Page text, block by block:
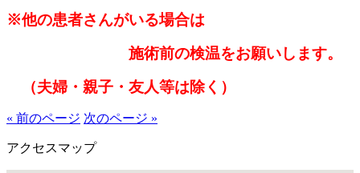
※他の患者さんがいる場合は
施術前の検温をお願いします。
（夫婦・親子・友人等は除く）
« 前のページ 次のページ »
アクセスマップ